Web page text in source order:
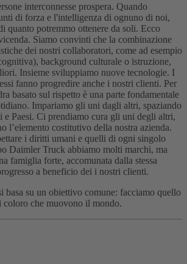
interconnesse prospera. Quando
di forza e l'intelligenza di ognuno di noi,
quanto potremmo ottenere da soli. Ecco
Siamo convinti che la combinazione
dei nostri collaboratori, come ad esempio
background culturale o istruzione,
Insieme sviluppiamo nuove tecnologie. I
fanno progredire anche i nostri clienti. Per
basato sul rispetto è una parte fondamentale
Impariamo gli uni dagli altri, spaziando
e Paesi. Ci prendiamo cura gli uni degli altri,
l’elemento costitutivo della nostra azienda.
i diritti umani e quelli di ogni singolo
Daimler Truck abbiamo molti marchi, ma
famiglia forte, accomunata dalla stessa
a beneficio dei i nostri clienti.
basa su un obiettivo comune: facciamo quello
coloro che muovono il mondo.